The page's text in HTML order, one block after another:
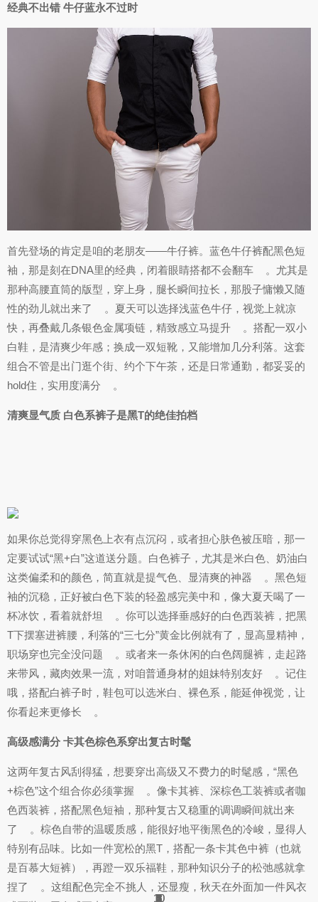
1
经典不出错 牛仔蓝永不过时
首先登场的肯定是咱的老朋友——牛仔裤。蓝色牛仔裤配黑色短
袖，那是刻在DNA里的经典，闭着眼睛搭都不会翻车
1
。尤其是
那种高腰直筒的版型，穿上身，腿长瞬间拉长，那股子慵懒又随
性的劲儿就出来了
1
。夏天可以选择浅蓝色牛仔，视觉上就凉
快，再叠戴几条银色金属项链，精致感立马提升
3
。搭配一双小
白鞋，是清爽少年感；换成一双短靴，又能增加几分利落。这套
组合不管是出门逛个街、约个下午茶，还是日常通勤，都妥妥的
hold住，实用度满分
1
。
清爽显气质 白色系裤子是黑T的绝佳拍档
如果你总觉得穿黑色上衣有点沉闷，或者担心肤色被压暗，那一
定要试试“黑+白”这道送分题。白色裤子，尤其是米白色、奶油白
这类偏柔和的颜色，简直就是提气色、显清爽的神器
1
。黑色短
袖的沉稳，正好被白色下装的轻盈感完美中和，像大夏天喝了一
杯冰饮，看着就舒坦
3
。你可以选择垂感好的白色西装裤，把黑
T下摆塞进裤腰，利落的“三七分”黄金比例就有了，显高显精神，
职场穿也完全没问题
3
。或者来一条休闲的白色阔腿裤，走起路
来带风，藏肉效果一流，对咱普通身材的姐妹特别友好
4
。记住
哦，搭配白裤子时，鞋包可以选米白、裸色系，能延伸视觉，让
你看起来更修长
1
。
高级感满分 卡其色棕色系穿出复古时髦
这两年复古风刮得猛，想要穿出高级又不费力的时髦感，“黑色
+棕色”这个组合你必须掌握
2
。像卡其裤、深棕色工装裤或者咖
色西装裤，搭配黑色短袖，那种复古又稳重的调调瞬间就出来
了
6
。棕色自带的温暖质感，能很好地平衡黑色的冷峻，显得人
特别有品味。比如一件宽松的黑T，搭配一条卡其色中裤（也就
是百慕大短裤），再蹬一双乐福鞋，那种知识分子的松弛感就拿
捏了
4
。这组配色完全不挑人，还显瘦，秋天在外面加一件风衣
2
1
1
2
3
1
2
3
5
10
3
4
3
5
10
3
1
3
6
7
6